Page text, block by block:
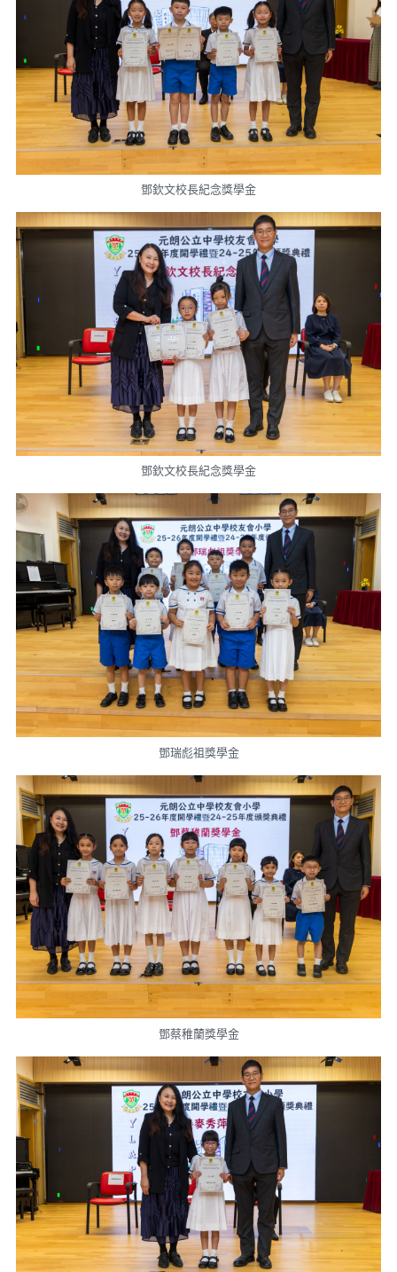
鄧欽文校長紀念獎學金
鄧欽文校長紀念獎學金
鄧瑞彪祖獎學金
鄧蔡稚蘭獎學金